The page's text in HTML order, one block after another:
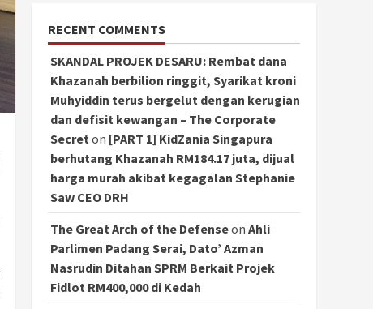
RECENT COMMENTS
SKANDAL PROJEK DESARU: Rembat dana
Khazanah berbilion ringgit, Syarikat kroni
Muhyiddin terus bergelut dengan kerugian
dan defisit kewangan – The Corporate
Secret on [PART 1] KidZania Singapura
berhutang Khazanah RM184.17 juta, dijual
harga murah akibat kegagalan Stephanie
Saw CEO DRH
The Great Arch of the Defenseon Ahli
Parlimen Padang Serai, Dato’ Azman
Nasrudin Ditahan SPRM Berkait Projek
Fidlot RM400,000 di Kedah